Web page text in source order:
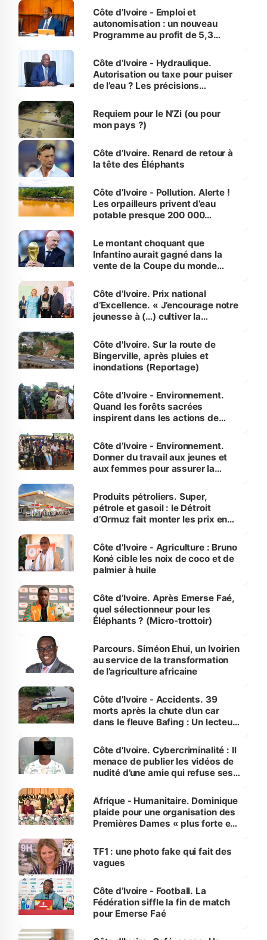
et Yamoussoukro
Côte d’Ivoire - Emploi et
autonomisation : un nouveau
Programme au profit de 5,3
Côte d’Ivoire - Hydraulique.
Autorisation ou taxe pour puiser
de l’eau ? Les précisions
Requiem pour le N’Zi (ou pour
mon pays ?)
Côte d’Ivoire. Renard de retour à
la tête des Éléphants
Côte d’Ivoire - Pollution. Alerte !
Les orpailleurs privent d’eau
potable presque 200 000
Le montant choquant que
Infantino aurait gagné dans la
vente de la Coupe du monde
Côte d’Ivoire. Prix national
d’Excellence. « J’encourage notre
jeunesse à (…) cultiver la
(Alassane Ouattara
Côte d'Ivoire. Sur la route de
Bingerville, après pluies et
inondations (Reportage)
Côte d’Ivoire - Environnement.
Quand les forêts sacrées
inspirent dans les actions de
Côte d’Ivoire - Environnement.
Donner du travail aux jeunes et
aux femmes pour assurer la
menacées
Produits pétroliers. Super,
pétrole et gasoil : le Détroit
d’Ormuz fait monter les prix en
Côte d’Ivoire - Agriculture : Bruno
Koné cible les noix de coco et de
palmier à huile
Côte d’Ivoire. Après Emerse Faé,
quel sélectionneur pour les
Éléphants ? (Micro-trottoir)
Parcours. Siméon Ehui, un Ivoirien
au service de la transformation
de l’agriculture africaine
Côte d’Ivoire - Accidents. 39
morts après la chute d’un car
dans le fleuve Bafing : Un lecteur
des Transports
Côte d'Ivoire. Cybercriminalité : Il
menace de publier les vidéos de
nudité d’une amie qui refuse ses
Afrique - Humanitaire. Dominique
plaide pour une organisation des
Premières Dames « plus forte et
sur la scène internationale »
TF1 : une photo fake qui fait des
vagues
Côte d’Ivoire - Football. La
Fédération siffle la fin de match
pour Emerse Faé